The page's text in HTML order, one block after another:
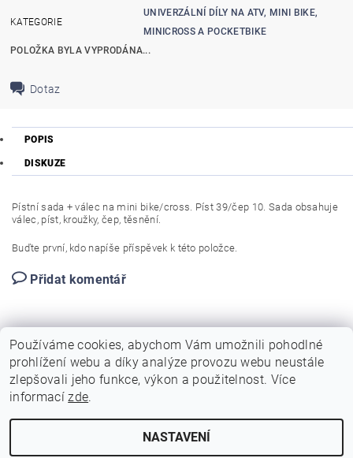
KATEGORIE
UNIVERZÁLNÍ DÍLY NA ATV, MINI BIKE,
MINICROSS A POCKETBIKE
POLOŽKA BYLA VYPRODÁNA...
Dotaz
POPIS
DISKUZE
Pístní sada + válec na mini bike/cross. Píst 39/čep 10. Sada obsahuje
válec, píst, kroužky, čep, těsnění.
Buďte první, kdo napíše příspěvek k této položce.
Přidat komentář
Sohoo.cz | Dirt-bike.cz
Zemědělská technika Pitel
Používáme cookies, abychom Vám umožnili pohodlné
prohlížení webu a díky analýze provozu webu neustále
zlepšovali jeho funkce, výkon a použitelnost. Více
informacízde.
NASTAVENÍ